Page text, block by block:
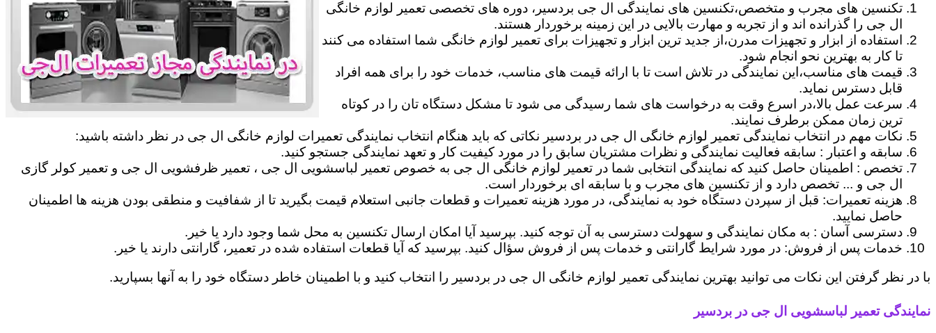
تکنسین های مجرب و متخصص،تکنسین های نمایندگی ال جی بردسیر، دوره های تخصصی تعمیر لوازم خانگی
ال جی را گذرانده اند و از تجربه و مهارت بالایی در این زمینه برخوردار هستند.
استفاده از ابزار و تجهیزات مدرن،از جدید ترین ابزار و تجهیزات برای تعمیر لوازم خانگی شما استفاده می کنند
تا کار به بهترین نحو انجام شود.
قیمت های مناسب،این نمایندگی در تلاش است تا با ارائه قیمت های مناسب، خدمات خود را برای همه افراد
قابل دسترس نماید.
سرعت عمل بالا،در اسرع وقت به درخواست های شما رسیدگی می شود تا مشکل دستگاه تان را در کوتاه
ترین زمان ممکن برطرف نمایند.
نکات مهم در انتخاب نمایندگی تعمیر لوازم خانگی ال جی در بردسیر نکاتی که باید هنگام انتخاب نمایندگی تعمیرات لوازم خانگی ال جی در نظر داشته باشید:
سابقه و اعتبار : سابقه فعالیت نمایندگی و نظرات مشتریان سابق را در مورد کیفیت کار و تعهد نمایندگی جستجو کنید.
تخصص : اطمینان حاصل کنید که نمایندگی انتخابی شما در تعمیر لوازم خانگی ال جی به خصوص تعمیر لباسشویی ال جی ، تعمیر ظرفشویی ال جی و تعمیر کولر گازی
ال جی و ... تخصص دارد و از تکنسین های مجرب و با سابقه ای برخوردار است.
هزینه تعمیرات: قبل از سپردن دستگاه خود به نمایندگی، در مورد هزینه تعمیرات و قطعات جانبی استعلام قیمت بگیرید تا از شفافیت و منطقی بودن هزینه ها اطمینان
حاصل نمایید.
دسترسی آسان : به مکان نمایندگی و سهولت دسترسی به آن توجه کنید. بپرسید آیا امکان ارسال تکنسین به محل شما وجود دارد یا خیر.
خدمات پس از فروش: در مورد شرایط گارانتی و خدمات پس از فروش سؤال کنید. بپرسید که آیا قطعات استفاده شده در تعمیر، گارانتی دارند یا خیر.
با در نظر گرفتن این نکات می توانید بهترین نمایندگی تعمیر لوازم خانگی ال جی در بردسیر را انتخاب کنید و با اطمینان خاطر دستگاه خود را به آنها بسپارید.
نمایندگی تعمیر لباسشویی ال جی در بردسیر